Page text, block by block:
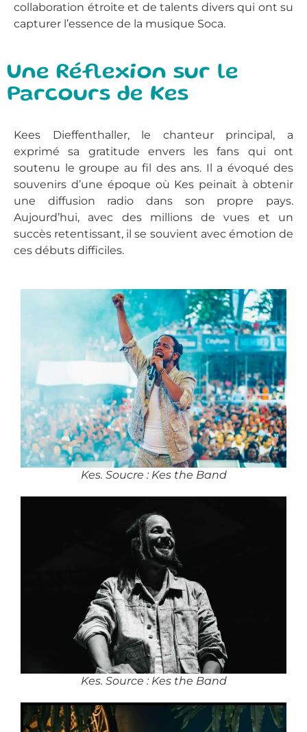
collaboration étroite et de talents divers qui ont su
capturer l’essence de la musique Soca.
Une Réflexion sur le
Parcours de Kes
Kees Dieffenthaller, le chanteur principal, a
exprimé sa gratitude envers les fans qui ont
soutenu le groupe au fil des ans. Il a évoqué des
souvenirs d’une époque où Kes peinait à obtenir
une diffusion radio dans son propre pays.
Aujourd’hui, avec des millions de vues et un
succès retentissant, il se souvient avec émotion de
ces débuts difficiles.
Kes. Soucre : Kes the Band
Kes. Source : Kes the Band